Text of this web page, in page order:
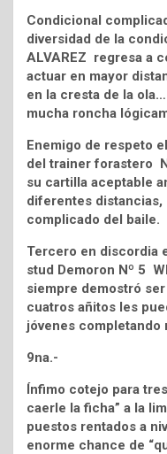
Condicional
diversidad de la
ALVAREZ regresa a
actuar en mayor
en la cresta de la
mucha roncha
Enemigo de respeto
del trainer forastero
su cartilla aceptable
diferentes distancias,
complicado del baile.
Tercero en discordia
stud Demoron Nº 5
siempre demostró
cuatros añitos les
jóvenes
9na.-
Ínfimo cotejo para
caerle la ficha” a la
puestos rentados a
enorme chance de